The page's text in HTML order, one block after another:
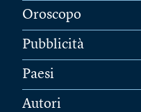
Oroscopo
Pubblicità
Paesi
Autori